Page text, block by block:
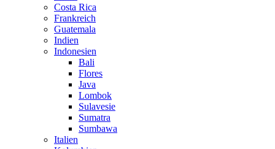
Costa Rica
Frankreich
Guatemala
Indien
Indonesien
Bali
Flores
Java
Lombok
Sulavesie
Sumatra
Sumbawa
Italien